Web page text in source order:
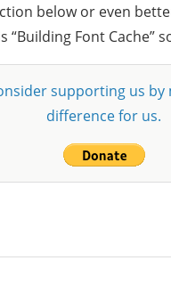
below or even
Font Cache”
supporting us
difference for us.